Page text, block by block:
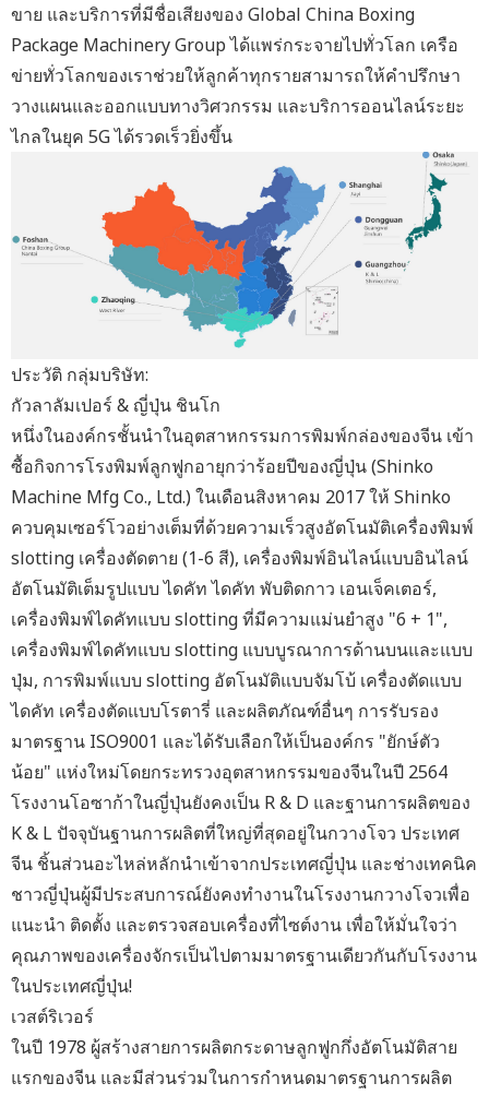
ขาย และบริการที่มีชื่อเสียงของ Global China Boxing
Package Machinery Group ได้แพร่กระจายไปทั่วโลก เครือ
ข่ายทั่วโลกของเราช่วยให้ลูกค้าทุกรายสามารถให้คำปรึกษา
วางแผนและออกแบบทางวิศวกรรม และบริการออนไลน์ระยะ
ไกลในยุค 5G ได้รวดเร็วยิ่งขึ้น
ประวัติ กลุ่มบริษัท:
กัวลาลัมเปอร์ & ญี่ปุ่น ชินโก
หนึ่งในองค์กรชั้นนำในอุตสาหกรรมการพิมพ์กล่องของจีน เข้า
ซื้อกิจการโรงพิมพ์ลูกฟูกอายุกว่าร้อยปีของญี่ปุ่น (Shinko
Machine Mfg Co., Ltd.) ในเดือนสิงหาคม 2017 ให้ Shinko
ควบคุมเซอร์โวอย่างเต็มที่ด้วยความเร็วสูงอัตโนมัติเครื่องพิมพ์
slotting เครื่องตัดตาย (1-6 สี), เครื่องพิมพ์อินไลน์แบบอินไลน์
อัตโนมัติเต็มรูปแบบ ไดคัท ไดคัท พับติดกาว เอนเจ็คเตอร์,
เครื่องพิมพ์ไดคัทแบบ slotting ที่มีความแม่นยำสูง "6 + 1",
เครื่องพิมพ์ไดคัทแบบ slotting แบบบูรณาการด้านบนและแบบ
ปุ่ม, การพิมพ์แบบ slotting อัตโนมัติแบบจัมโบ้ เครื่องตัดแบบ
ไดคัท เครื่องตัดแบบโรตารี่ และผลิตภัณฑ์อื่นๆ การรับรอง
มาตรฐาน ISO9001 และได้รับเลือกให้เป็นองค์กร "ยักษ์ตัว
น้อย" แห่งใหม่โดยกระทรวงอุตสาหกรรมของจีนในปี 2564
โรงงานโอซาก้าในญี่ปุ่นยังคงเป็น R & D และฐานการผลิตของ
K & L ปัจจุบันฐานการผลิตที่ใหญ่ที่สุดอยู่ในกวางโจว ประเทศ
จีน ชิ้นส่วนอะไหล่หลักนำเข้าจากประเทศญี่ปุ่น และช่างเทคนิค
ชาวญี่ปุ่นผู้มีประสบการณ์ยังคงทำงานในโรงงานกวางโจวเพื่อ
แนะนำ ติดตั้ง และตรวจสอบเครื่องที่ไซต์งาน เพื่อให้มั่นใจว่า
คุณภาพของเครื่องจักรเป็นไปตามมาตรฐานเดียวกันกับโรงงาน
ในประเทศญี่ปุ่น!
เวสต์ริเวอร์
ในปี 1978 ผู้สร้างสายการผลิตกระดาษลูกฟูกกึ่งอัตโนมัติสาย
แรกของจีน และมีส่วนร่วมในการกำหนดมาตรฐานการผลิต